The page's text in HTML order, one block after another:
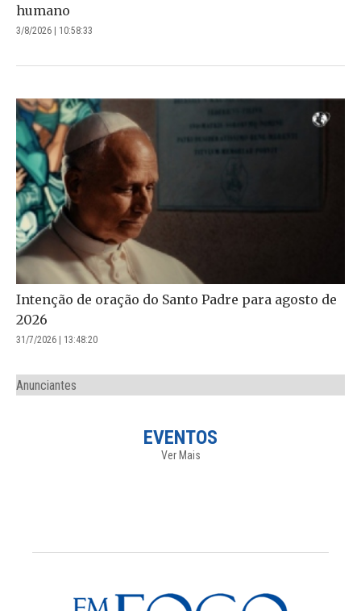
humano
3/8/2026 | 10:58:33
Intenção de oração do Santo Padre para agosto de
2026
31/7/2026 | 13:48:20
Anunciantes
EVENTOS
Ver Mais